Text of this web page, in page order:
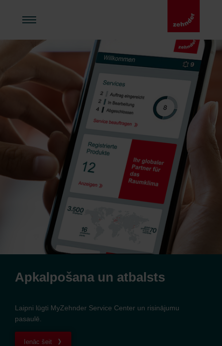
Apkalpošana un atbalsts
Laipni lūgti MyZehnder Service Center un risinājumu
pasaulē.
Ienāc šeit